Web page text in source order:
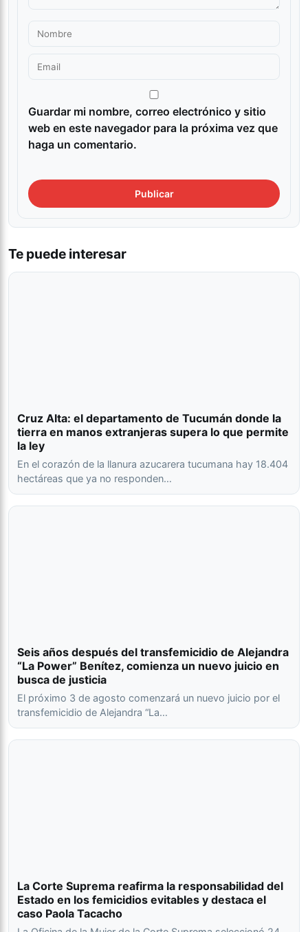
Guardar mi nombre, correo electrónico y sitio
web en este navegador para la próxima vez que
haga un comentario.
Te puede interesar
Cruz Alta: el departamento de Tucumán donde la
tierra en manos extranjeras supera lo que permite
la ley
En el corazón de la llanura azucarera tucumana hay 18.404
hectáreas que ya no responden…
Seis años después del transfemicidio de Alejandra
“La Power” Benítez, comienza un nuevo juicio en
busca de justicia
El próximo 3 de agosto comenzará un nuevo juicio por el
transfemicidio de Alejandra “La…
La Corte Suprema reafirma la responsabilidad del
Estado en los femicidios evitables y destaca el
caso Paola Tacacho